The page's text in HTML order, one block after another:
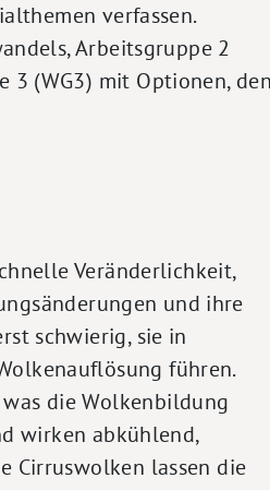
verfassen.
Arbeitsgruppe 2
3 (WG3) mit Optionen, den
Veränderlichkeit,
und ihre
schwierig, sie in
führen.
die Wolkenbildung
wirken abkühlend,
Cirruswolken lassen die